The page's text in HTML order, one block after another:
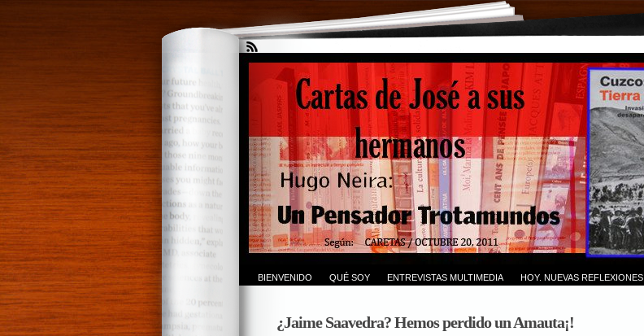
BIENVENIDO QUÉ SOY ENTREVISTAS MULTIMEDIA HOY. NUEVAS REFLEXIONES
¿Jaime Saavedra? Hemos perdido un Amauta¡!